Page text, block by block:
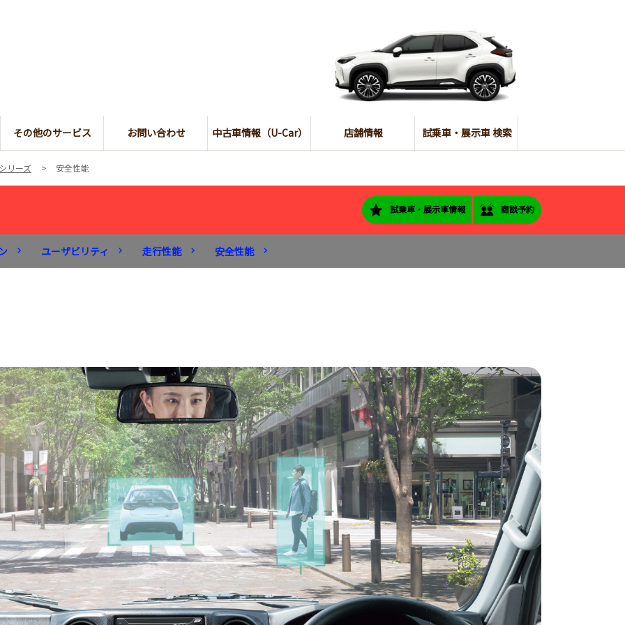
その他のサービス お問い合わせ 中古車情報（U-Car） 店舗情報 試乗車・展示車 検索
リーズ 安全性能
試乗車・展示車情報 商談予約
ユーザビリティ 走行性能 安全性能